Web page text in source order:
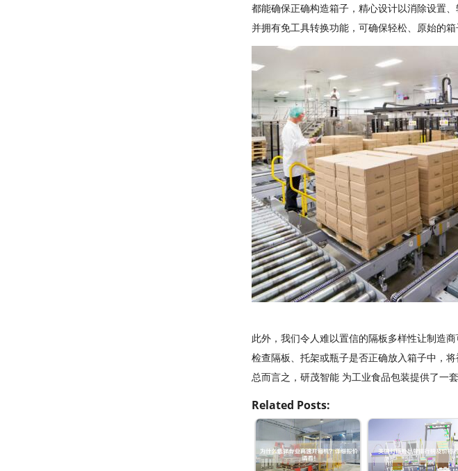
都能确保正确构造箱子，精心设计以消除设置
并拥有免工具转换功能，可确保轻松、原始的箱
此外，我们令人难以置信的隔板多样性让制造
检查隔板、托架或瓶子是否正确放入箱子中，将
总而言之，研茂智能 为工业食品包装提供了一
Related Posts: